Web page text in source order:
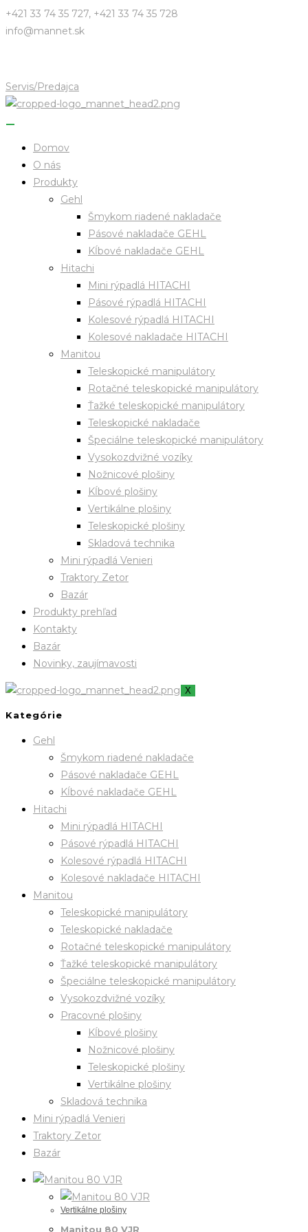
Skip
to
+421 33 74 35 727, +421 33 74 35 728
info@mannet.sk
Servis/Predajca
Domov
O nás
Produkty
Gehl
Šmykom riadené nakladače
Pásové nakladače GEHL
Kĺbové nakladače GEHL
Hitachi
Mini rýpadlá HITACHI
Pásové rýpadlá HITACHI
Kolesové rýpadlá HITACHI
Kolesové nakladače HITACHI
Manitou
Teleskopické manipulátory
Rotačné teleskopické manipulátory
Ťažké teleskopické manipulátory
Teleskopické nakladače
Špeciálne teleskopické manipulátory
Vysokozdvižné vozíky
Nožnicové plošiny
Kĺbové plošiny
Vertikálne plošiny
Teleskopické plošiny
Skladová technika
Mini rýpadlá Venieri
Traktory Zetor
Bazár
Produkty prehľad
Kontakty
Bazár
Novinky, zaujímavosti
X
Kategórie
Gehl
Šmykom riadené nakladače
Pásové nakladače GEHL
Kĺbové nakladače GEHL
Hitachi
Mini rýpadlá HITACHI
Pásové rýpadlá HITACHI
Kolesové rýpadlá HITACHI
Kolesové nakladače HITACHI
Manitou
Teleskopické manipulátory
Teleskopické nakladače
Rotačné teleskopické manipulátory
Ťažké teleskopické manipulátory
Špeciálne teleskopické manipulátory
Vysokozdvižné vozíky
Pracovné plošiny
Kĺbové plošiny
Nožnicové plošiny
Teleskopické plošiny
Vertikálne plošiny
Skladová technika
Mini rýpadlá Venieri
Traktory Zetor
Bazár
Vertikálne plošiny
Manitou 80 VJR